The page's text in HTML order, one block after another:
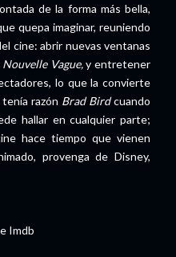
de la forma más bella,
quepa imaginar, reuniendo
cine: abrir nuevas ventanas
Nouvelle Vague,y entretener
lo que la convierte
razón Brad Birdcuando
hallar en cualquier parte;
hace tiempo que vienen
provenga de Disney,
Imdb